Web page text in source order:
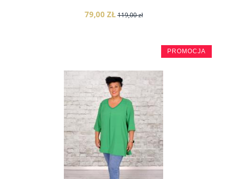
79,00 ZŁ 119,00 zł
do koszyka
PROMOCJA